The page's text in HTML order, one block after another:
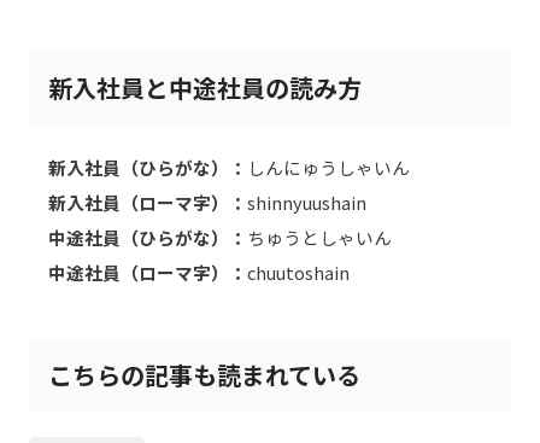
新入社員と中途社員の読み方
新入社員（ひらがな）： しんにゅうしゃいん
新入社員（ローマ字）： shinnyuushain
中途社員（ひらがな）： ちゅうとしゃいん
中途社員（ローマ字）： chuutoshain
こちらの記事も読まれている